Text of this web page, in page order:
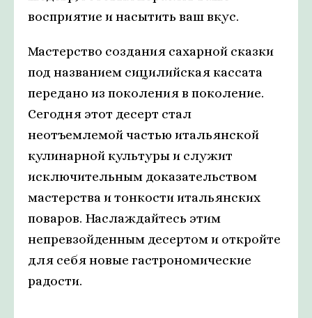
восприятие и насытить ваш вкус.
Мастерство создания сахарной сказки
под названием сицилийская кассата
передано из поколения в поколение.
Сегодня этот десерт стал
неотъемлемой частью итальянской
кулинарной культуры и служит
исключительным доказательством
мастерства и тонкости итальянских
поваров. Наслаждайтесь этим
непревзойденным десертом и откройте
для себя новые гастрономические
радости.